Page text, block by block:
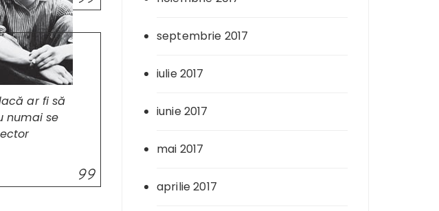
ar fi să
numai se
septembrie 2017
iulie 2017
iunie 2017
mai 2017
aprilie 2017